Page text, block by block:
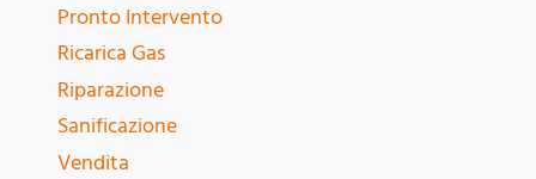
Pronto Intervento
Ricarica Gas
Riparazione
Sanificazione
Vendita